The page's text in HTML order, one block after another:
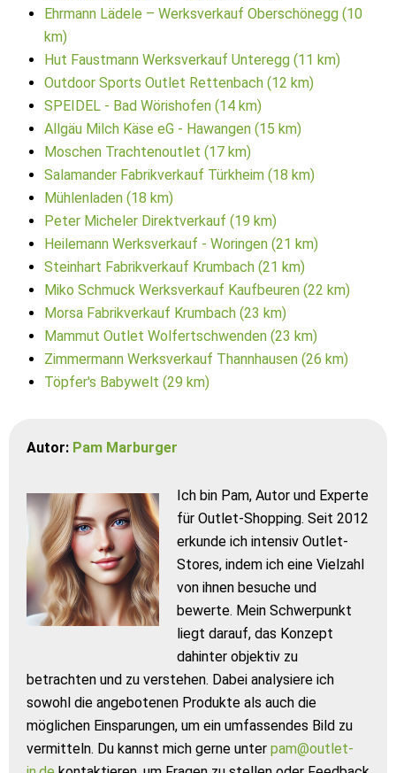
Ehrmann Lädele – Werksverkauf Oberschönegg (10
km)
Hut Faustmann Werksverkauf Unteregg (11 km)
Outdoor Sports Outlet Rettenbach (12 km)
SPEIDEL - Bad Wörishofen (14 km)
Allgäu Milch Käse eG - Hawangen (15 km)
Moschen Trachtenoutlet (17 km)
Salamander Fabrikverkauf Türkheim (18 km)
Mühlenladen (18 km)
Peter Micheler Direktverkauf (19 km)
Heilemann Werksverkauf - Woringen (21 km)
Steinhart Fabrikverkauf Krumbach (21 km)
Miko Schmuck Werksverkauf Kaufbeuren (22 km)
Morsa Fabrikverkauf Krumbach (23 km)
Mammut Outlet Wolfertschwenden (23 km)
Zimmermann Werksverkauf Thannhausen (26 km)
Töpfer's Babywelt (29 km)
Autor: Pam Marburger
Ich bin Pam, Autor und Experte
für Outlet-Shopping. Seit 2012
erkunde ich intensiv Outlet-
Stores, indem ich eine Vielzahl
von ihnen besuche und
bewerte. Mein Schwerpunkt
liegt darauf, das Konzept
dahinter objektiv zu
betrachten und zu verstehen. Dabei analysiere ich
sowohl die angebotenen Produkte als auch die
möglichen Einsparungen, um ein umfassendes Bild zu
vermitteln. Du kannst mich gerne unter pam@outlet-